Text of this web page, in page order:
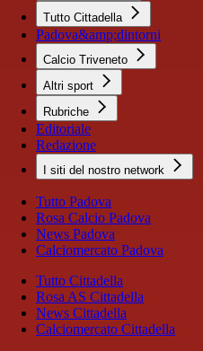
Tutto Cittadella
Padova&amp;dintorni
Calcio Triveneto
Altri sport
Rubriche
Editoriale
Redazione
I siti del nostro network
Tutto Padova
Rosa Calcio Padova
News Padova
Calciomercato Padova
Tutto Cittadella
Rosa AS Cittadella
News Cittadella
Calciomercato Cittadella